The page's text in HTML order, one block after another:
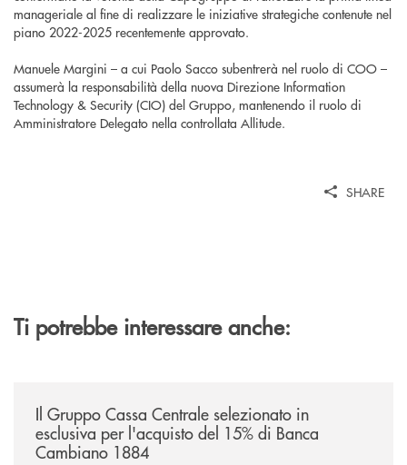
manageriale al fine di realizzare le iniziative strategiche contenute nel
piano 2022-2025 recentemente approvato.
Manuele Margini – a cui Paolo Sacco subentrerà nel ruolo di COO –
assumerà la responsabilità della nuova Direzione Information
Technology & Security (CIO) del Gruppo, mantenendo il ruolo di
Amministratore Delegato nella controllata Allitude.
SHARE
Ti potrebbe interessare anche:
Il Gruppo Cassa Centrale selezionato in
esclusiva per l'acquisto del 15% di Banca
Cambiano 1884